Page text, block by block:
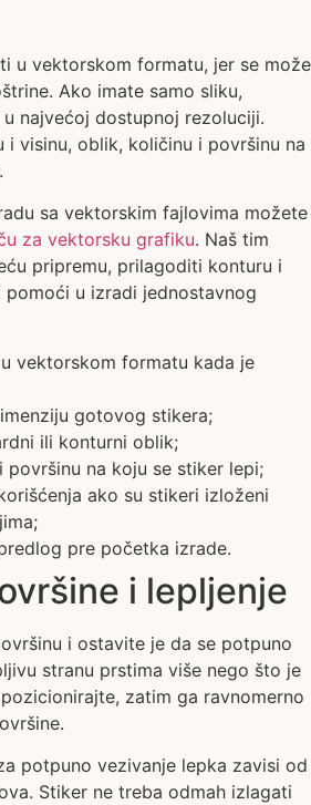
u vektorskom formatu, jer se može
Ako imate samo sliku,
najvećoj dostupnoj rezoluciji.
i visinu, oblik, količinu i površinu na
sa vektorskim fajlovima možete
za vektorsku grafiku. Naš tim
pripremu, prilagoditi konturu i
pomoći u izradi jednostavnog
vektorskom formatu kada je
gotovog stikera;
ili konturni oblik;
površinu na koju se stiker lepi;
ako su stikeri izloženi
pre početka izrade.
i lepljenje
i ostavite je da se potpuno
stranu prstima više nego što je
zatim ga ravnomerno
potpuno vezivanje lepka zavisi od
Stiker ne treba odmah izlagati